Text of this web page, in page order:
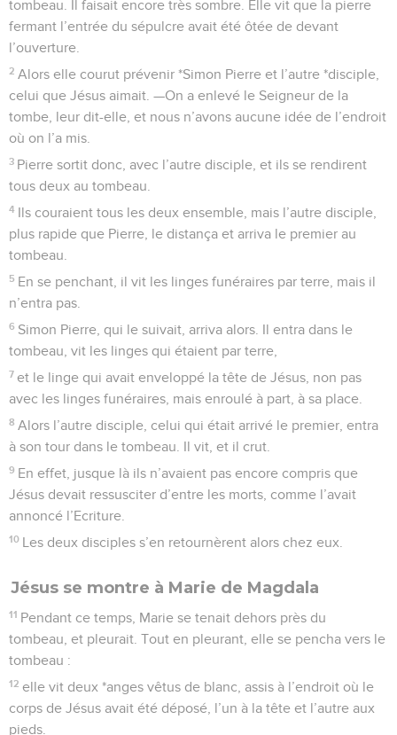
tombeau. Il faisait encore très sombre. Elle vit que la pierre
fermant l’entrée du sépulcre avait été ôtée de devant
l’ouverture.
2 Alors elle courut prévenir *Simon Pierre et l’autre *disciple,
celui que Jésus aimait. —On a enlevé le Seigneur de la
tombe, leur dit-elle, et nous n’avons aucune idée de l’endroit
où on l’a mis.
3 Pierre sortit donc, avec l’autre disciple, et ils se rendirent
tous deux au tombeau.
4 Ils couraient tous les deux ensemble, mais l’autre disciple,
plus rapide que Pierre, le distança et arriva le premier au
tombeau.
5 En se penchant, il vit les linges funéraires par terre, mais il
n’entra pas.
6 Simon Pierre, qui le suivait, arriva alors. Il entra dans le
tombeau, vit les linges qui étaient par terre,
7 et le linge qui avait enveloppé la tête de Jésus, non pas
avec les linges funéraires, mais enroulé à part, à sa place.
8 Alors l’autre disciple, celui qui était arrivé le premier, entra
à son tour dans le tombeau. Il vit, et il crut.
9 En effet, jusque là ils n’avaient pas encore compris que
Jésus devait ressusciter d’entre les morts, comme l’avait
annoncé l’Ecriture.
10 Les deux disciples s’en retournèrent alors chez eux.
Jésus se montre à Marie de Magdala
11 Pendant ce temps, Marie se tenait dehors près du
tombeau, et pleurait. Tout en pleurant, elle se pencha vers le
tombeau :
12 elle vit deux *anges vêtus de blanc, assis à l’endroit où le
corps de Jésus avait été déposé, l’un à la tête et l’autre aux
pieds.